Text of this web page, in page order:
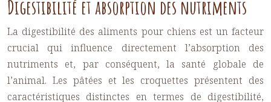
Digestibilité et absorption des nutriments
La digestibilité des aliments pour chiens est un facteur
crucial qui influence directement l’absorption des
nutriments et, par conséquent, la santé globale de
l’animal. Les pâtées et les croquettes présentent des
caractéristiques distinctes en termes de digestibilité,